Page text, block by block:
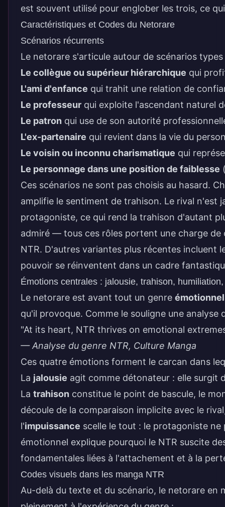
est souvent utilisé pour englober les trois, ce
Caractéristiques et Codes du Netorare
Scénarios récurrents
Le netorare s'articule autour de scénarios
Le collègue ou supérieur hiérarchique qui
L'ami d'enfance qui trahit une relation de
Le professeur qui exploite l'ascendant naturel
Le patron qui use de son autorité
L'ex-partenaire qui revient dans la vie du
Le voisin ou inconnu charismatique qui
Le personnage dans une position de faiblesse
Ces scénarios ne sont pas choisis au hasard.
amplifie le sentiment de trahison. Le rival n'est
protagoniste, ce qui rend la trahison d'autant
admiré — tous ces rôles portent une charge
NTR. D'autres variantes plus récentes incluent
pouvoir se réinventent dans un cadre
Émotions centrales : jalousie, trahison,
Le netorare est avant tout un genre émotionnel
qu'il provoque. Comme le souligne une analyse
"At its heart, NTR thrives on emotional
— Analyse du genre NTR, Culture Manga
Ces quatre émotions forment le carcan dans
La jalousie agit comme détonateur : elle surgit
La trahison constitue le point de bascule, le
découle de la comparaison implicite avec le
l'impuissance scelle le tout : le protagoniste
émotionnel explique pourquoi le NTR suscite
fondamentales liées à l'attachement et à la
Codes visuels dans les manga NTR
Au-delà du texte et du scénario, le netorare en